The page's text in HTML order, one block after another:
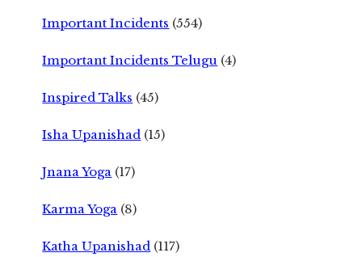
Important Incidents (554)
Important Incidents Telugu (4)
Inspired Talks (45)
Isha Upanishad (15)
Jnana Yoga (17)
Karma Yoga (8)
Katha Upanishad (117)